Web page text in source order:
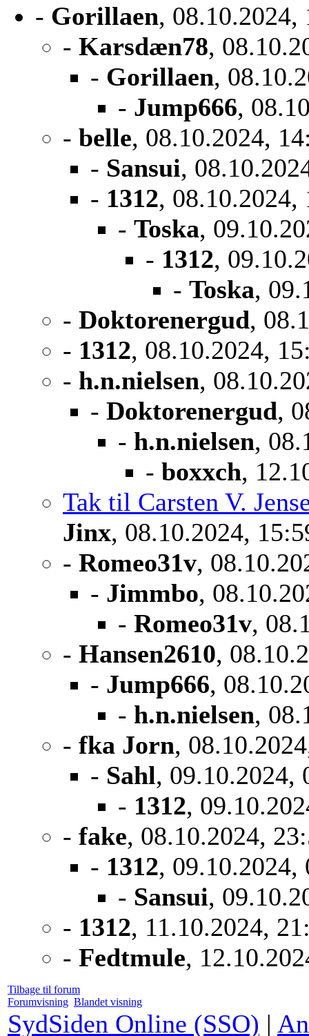
- Gorillaen,
- Karsdæn78,
- Gorillaen,
- Jump666,
- belle, 08.10.2024,
- Sansui,
- 1312, 08.10.2024,
- Toska,
- 1312,
- Toska,
- Doktorenergud,
- 1312, 08.10.2024,
- h.n.nielsen,
- Doktorenergud,
- h.n.nielsen,
- boxxch,
Tak til Carsten V.
Jinx, 08.10.2024,
- Romeo31v,
- Jimmbo,
- Romeo31v,
- Hansen2610,
- Jump666,
- h.n.nielsen,
- fka Jorn,
- Sahl, 09.10.2024,
- 1312,
- fake, 08.10.2024,
- 1312, 09.10.2024,
- Sansui,
- 1312, 11.10.2024,
- Fedtmule,
Tilbage til forum
Forumvisning Blandet visning
SydSiden Online (SSO) |